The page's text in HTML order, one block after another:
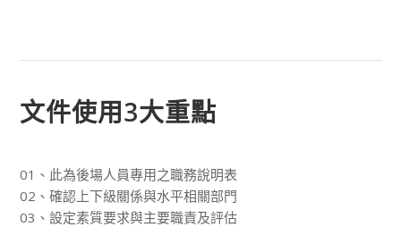
文件使用3大重點
01、此為後場人員專用之職務說明表
02、確認上下級關係與水平相關部門
03、設定素質要求與主要職責及評估